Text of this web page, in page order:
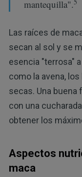
mantequilla".
Las raíces de
secan al sol y se
esencia "terrosa"
como la avena,
secas. Una
con una
obtener los
Aspectos
maca